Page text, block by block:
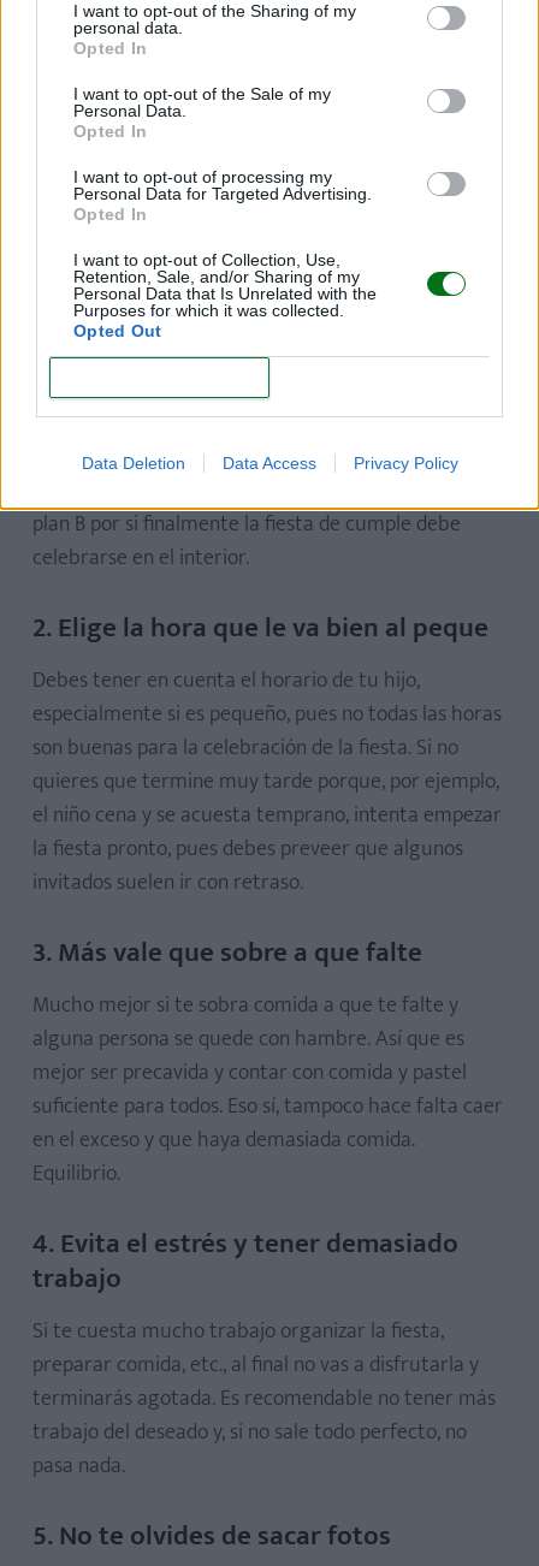
I want to opt-out of the Sharing of my
personal data.
Opted In
I want to opt-out of the Sale of my
Personal Data.
Opted In
I want to opt-out of processing my
Personal Data for Targeted Advertising.
Opted In
I want to opt-out of Collection, Use,
Retention, Sale, and/or Sharing of my
Personal Data that Is Unrelated with the
Purposes for which it was collected.
Opted Out
Data Deletion Data Access Privacy Policy
uno de estos vasos deberá salir un popote con un
globo al final. Puedes colocar, por ejemplo, cinco
globos en el centro de cada mesa, de distintos
colores. Queda muy bonito y original ver las mesas
con los globos flotando en el aire tipo arcoiris.
Cosas que debes evitar en el
cumpleaños de tu hijo
1. Ten un plan B por si hay mal tiempo
Es importante que tengas en cuenta que, si quires
que la fiesta tenga lugar en el exterior, no sea posible
plan B por si finalmente la fiesta de cumple debe
celebrarse en el interior.
2. Elige la hora que le va bien al peque
Debes tener en cuenta el horario de tu hijo,
especialmente si es pequeño, pues no todas las horas
son buenas para la celebración de la fiesta. Si no
quieres que termine muy tarde porque, por ejemplo,
el niño cena y se acuesta temprano, intenta empezar
la fiesta pronto, pues debes preveer que algunos
invitados suelen ir con retraso.
3. Más vale que sobre a que falte
Mucho mejor si te sobra comida a que te falte y
alguna persona se quede con hambre. Así que es
mejor ser precavida y contar con comida y pastel
suficiente para todos. Eso sí, tampoco hace falta caer
en el exceso y que haya demasiada comida.
Equilibrio.
4. Evita el estrés y tener demasiado
trabajo
Si te cuesta mucho trabajo organizar la fiesta,
preparar comida, etc., al final no vas a disfrutarla y
terminarás agotada. Es recomendable no tener más
trabajo del deseado y, si no sale todo perfecto, no
pasa nada.
5. No te olvides de sacar fotos